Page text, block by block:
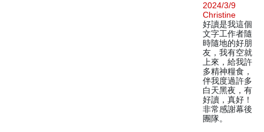
2024/3/9
Christine
好讀是我這個
文字工作者隨
時隨地的好朋
友，我有空就
上來，給我許
多精神糧食，
伴我度過許多
白天黑夜，有
好讀，真好！
非常感謝幕後
團隊。